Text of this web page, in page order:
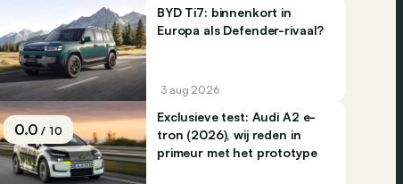
BYD Ti7: binnenkort in
Europa als Defender-rivaal?
3 aug 2026
0.0/ 10
Exclusieve test: Audi A2 e-
tron (2026), wij reden in
primeur met het prototype